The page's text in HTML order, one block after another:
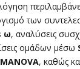
των
ω, αναλύσεις
ομάδων μέσω
MANOVA, καθώς